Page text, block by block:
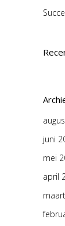
juni
mei
april